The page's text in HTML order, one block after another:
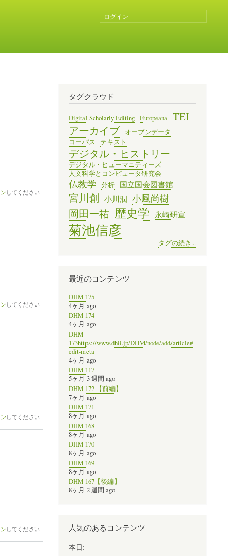
ユ
ー
ン
ト
メ
ニ
ュ
ー
ログイン
してください
してください
してください
してください
タグクラウド
Digital Scholarly Editing Europeana
TEI
アーカイブ
オープンデータ
コーパス
テキスト
デジタル・ヒストリー
デジタル・ヒューマニティーズ
人文科学とコンピュータ研究会
仏教学 分析 国立国会図書館
宮川創 小川潤 小風尚樹
岡田一祐 歴史学 永崎研宣
菊池信彦
タグの続き...
最近のコンテンツ
DHM 175
4ヶ月 ago
DHM 174
4ヶ月 ago
DHM
173https://www.dhii.jp/DHM/node/add/article#
edit-meta
4ヶ月 ago
DHM 117
5ヶ月 3 週間 ago
DHM 172 【前編】
7ヶ月 ago
DHM 171
8ヶ月 ago
DHM 168
8ヶ月 ago
DHM 170
8ヶ月 ago
DHM 169
8ヶ月 ago
DHM 167【後編】
8ヶ月 2 週間 ago
人気のあるコンテンツ
本日: